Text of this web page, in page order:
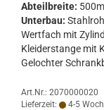
Ab­teil­brei­te:
Un­ter­bau:
Wert­fach mit
Klei­der­stan­ge mit
Ge­loch­ter
Art.Nr.: 2070000020
Lieferzeit:
4-5